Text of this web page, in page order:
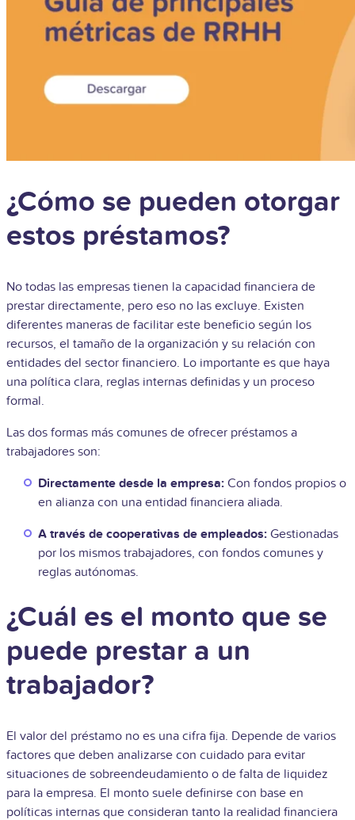
¿Cómo se pueden otorgar
estos préstamos?
No todas las empresas tienen la capacidad financiera de
prestar directamente, pero eso no las excluye. Existen
diferentes maneras de facilitar este beneficio según los
recursos, el tamaño de la organización y su relación con
entidades del sector financiero. Lo importante es que haya
una política clara, reglas internas definidas y un proceso
formal.
Las dos formas más comunes de ofrecer préstamos a
trabajadores son:
Directamente desde la empresa: Con fondos propios o
en alianza con una entidad financiera aliada.
A través de cooperativas de empleados: Gestionadas
por los mismos trabajadores, con fondos comunes y
reglas autónomas.
¿Cuál es el monto que se
puede prestar a un
trabajador?
El valor del préstamo no es una cifra fija. Depende de varios
factores que deben analizarse con cuidado para evitar
situaciones de sobreendeudamiento o de falta de liquidez
para la empresa. El monto suele definirse con base en
políticas internas que consideran tanto la realidad financiera